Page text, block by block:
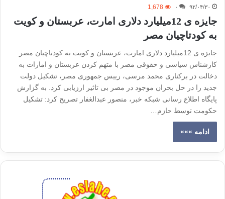
۹۲/۰۴/۳۰ ۰ 1,678
جایزه ی 12میلیارد دلاری امارت، عربستان و کویت
به کودتاچیان مصر
جایزه ی 12میلیارد دلاری امارت، عربستان و کویت به کودتاچیان مصر
کارشناس سیاسی و حقوقی مصر با متهم کردن عربستان و امارات به
دخالت در برکناری محمد مرسی، رییس جمهوری مصر، تشکیل دولت
جدید را در حل بحران موجود در مصر بی تاثیر ارزیابی کرد. به گزارش
پایگاه اطلاع رسانی شبکه خبر، منصور عبدالغفار تصریح کرد: تشکیل
حکومت توسط حازم…
ادامه »»»